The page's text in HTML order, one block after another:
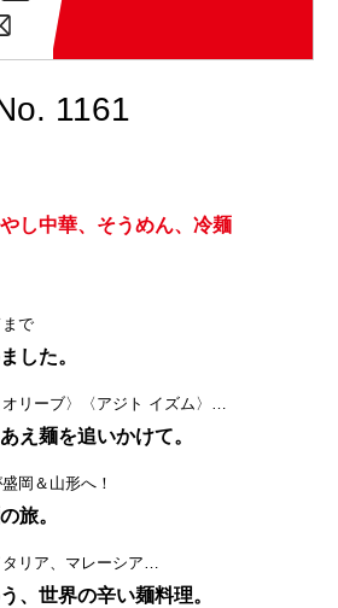
1161
し中華、そうめん、冷麺
で
した。
オリーブ〉〈アジト イズム〉…
え麺を追いかけて。
岡＆山形へ！
旅。
リア、マレーシア…
、世界の辛い麺料理。